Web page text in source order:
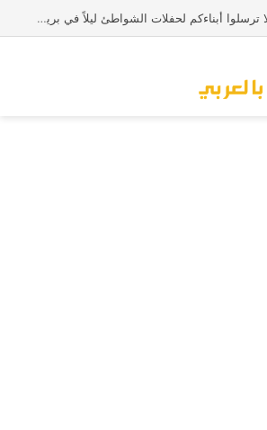
صحيفة “الميرور”: لا ترسلوا أبناءكم لحفلات الشواطئ ليلاً في بريطانيا